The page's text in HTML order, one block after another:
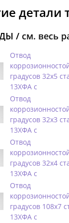
детали
/ см. весь
Отвод
градусов 32х5
13ХФА с
Отвод
градусов 32х3
13ХФА с
Отвод
градусов 32х4
13ХФА с
Отвод
градусов 108х7
13ХФА с